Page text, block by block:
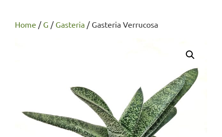
Home / G / Gasteria / Gasteria Verrucosa